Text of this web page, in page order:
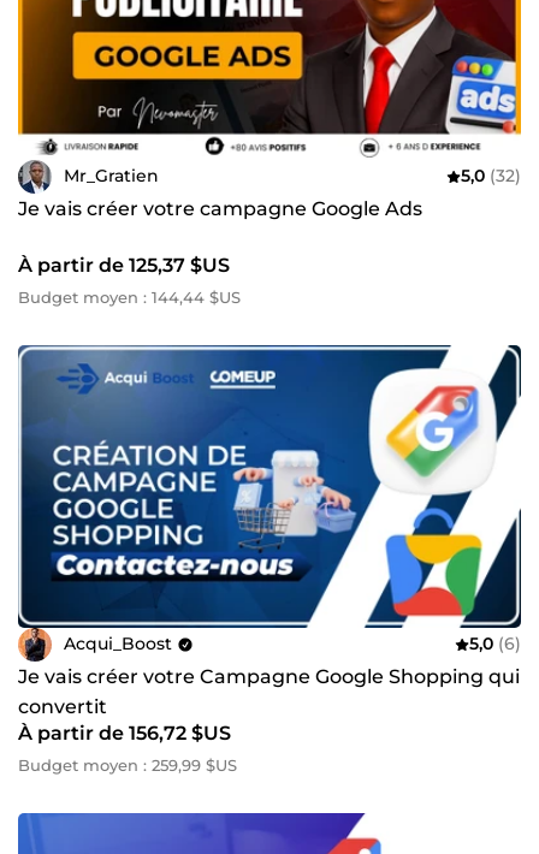
Mr_Gratien 5,0 (32)
Je vais créer votre campagne Google Ads
À partir de 125,37 $US
Budget moyen : 144,44 $US
Acqui_Boost 5,0 (6)
Je vais créer votre Campagne Google Shopping qui
convertit
À partir de 156,72 $US
Budget moyen : 259,99 $US